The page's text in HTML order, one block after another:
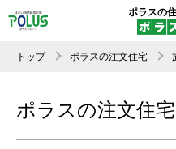
ポラスの
トップ ポラスの注文住宅
ポラスの注文住宅